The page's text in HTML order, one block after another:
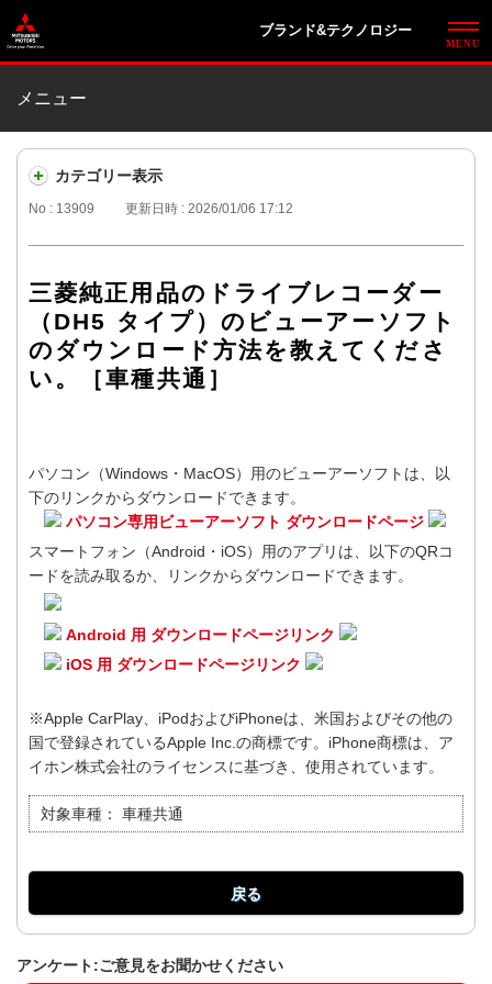
ブランド&テクノロジー
メニュー
カテゴリー表示
No : 13909 更新日時 : 2026/01/06 17:12
三菱純正用品のドライブレコーダー
（DH5 タイプ）のビューアーソフト
のダウンロード方法を教えてくださ
い。［車種共通］
パソコン（Windows・MacOS）用のビューアーソフトは、以
下のリンクからダウンロードできます。
パソコン専用ビューアーソフト ダウンロードページ
スマートフォン（Android・iOS）用のアプリは、以下のQRコ
ードを読み取るか、リンクからダウンロードできます。
Android 用 ダウンロードページリンク
iOS 用 ダウンロードページリンク
※Apple CarPlay、iPodおよびiPhoneは、米国およびその他の
国で登録されているApple Inc.の商標です。iPhone商標は、ア
イホン株式会社のライセンスに基づき、使用されています。
対象車種： 車種共通
戻る
アンケート:ご意見をお聞かせください